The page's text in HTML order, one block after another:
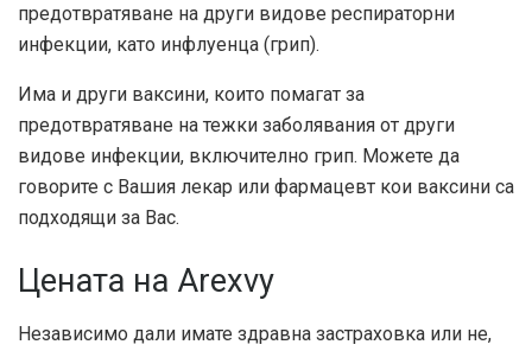
предотвратяване на други видове респираторни
инфекции, като инфлуенца (грип).
Има и други ваксини, които помагат за
предотвратяване на тежки заболявания от други
видове инфекции, включително грип. Можете да
говорите с Вашия лекар или фармацевт кои ваксини са
подходящи за Вас.
Цената на Arexvy
Независимо дали имате здравна застраховка или не,